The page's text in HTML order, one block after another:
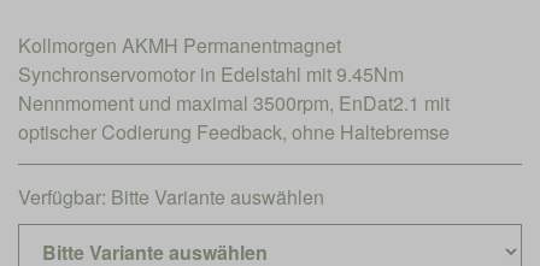
Kollmorgen AKMH Permanentmagnet
Synchronservomotor in Edelstahl mit 9.45Nm
Nennmoment und maximal 3500rpm, EnDat2.1 mit
optischer Codierung Feedback, ohne Haltebremse
Verfügbar: Bitte Variante auswählen